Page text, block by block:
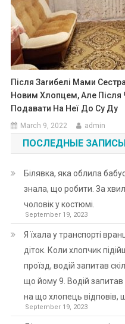
Після Заrибелі Мами
Новим Хлопцем, Але Після
Подавати На Неї До Су Ду
March 9, 2022 admin
ПОСЛЕДНЫЕ ЗАПИСЫ
Білявка, яка облила
знала, що робити. За
чоловік у костюмі.
September 19, 2023
Я їхала у транспорті
діток. Коли хлопчик
проїзд, водій запитав
що йому 9. Водій запитав
на що хлопець відповів,
September 19, 2023